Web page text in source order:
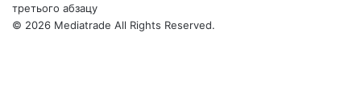
третього абзацу
© 2026 Mediatrade All Rights Reserved.